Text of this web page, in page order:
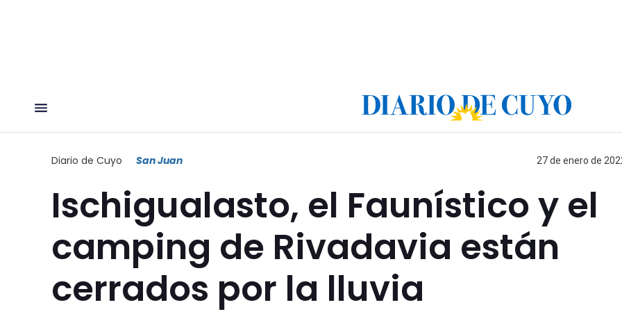
Diario de Cuyo San Juan 27 de enero de
Ischigualasto, el Faunístico y el
camping de Rivadavia están
cerrados por la lluvia